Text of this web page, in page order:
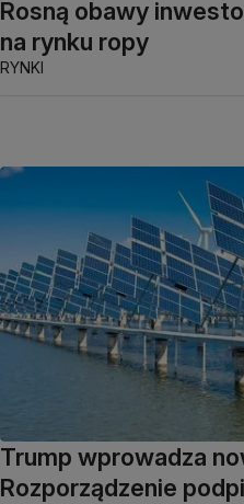
Rosną obawy
na rynku ropy
RYNKI
Trump wprowadza
Rozporządzenie